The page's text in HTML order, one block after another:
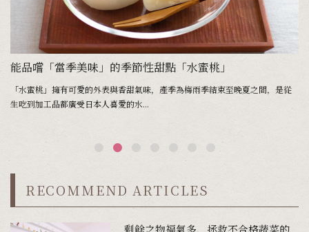
能品嚐「當季美味」的季節性甜點「水蜜桃」
「水蜜桃」擁有可愛的外表與香甜氣味，產季為梅雨季結束至晚夏之間，是從
生吃到加工品都廣受日本人喜愛的水...
RECOMMEND ARTICLES
剩餘之物福氣多，拯救不合格蔬菜的